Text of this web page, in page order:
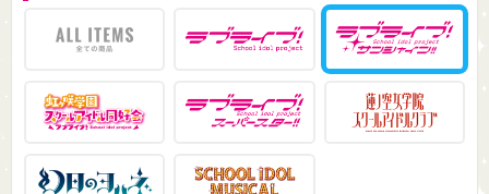
STORE INFO
店舗情報
@LoveLive_ofs